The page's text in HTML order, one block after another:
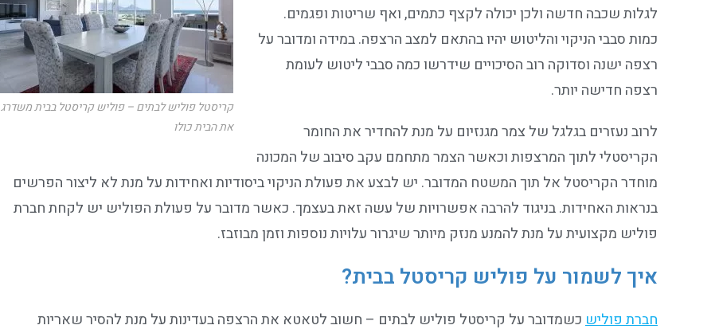
קריסטל פוליש לבתים – פוליש קריסטל בבית משדרג
את הבית כולו
לגלות שכבה חדשה ולכן יכולה לקצף כתמים, ואף שריטות ופגמים.
כמות סבבי הניקוי והליטוש יהיו בהתאם למצב הרצפה. במידה ומדובר על
רצפה ישנה וסדוקה רוב הסיכויים שידרשו כמה סבבי ליטוש לעומת
רצפה חדישה יותר.
לרוב נעזרים בגלגל של צמר מגנזיום על מנת להחדיר את החומר
הקריסטלי לתוך המרצפות וכאשר הצמר מתחמם עקב סיבוב של המכונה
מוחדר הקריסטל אל תוך המשטח המדובר. יש לבצע את פעולת הניקוי ביסודיות ואחידות על מנת לא ליצור הפרשים
בנראות האחידות. בניגוד להרבה אפשרויות של עשה זאת בעצמך. כאשר מדובר על פעולת הפוליש יש לקחת חברת
פוליש מקצועית על מנת להמנע מנזק מיותר שיגרור עלויות נוספות וזמן מבוזבז.
איך לשמור על פוליש קריסטל בבית?
חברת פולישכשמדובר על קריסטל פוליש לבתים – חשוב לטאטא את הרצפה בעדינות על מנת להסיר שאריות